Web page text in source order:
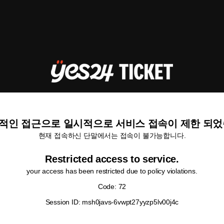
인 접근으로 일시적으로 서비스 접속이 제한 되
현재 접속하신 단말에서는 접속이 불가능합니다.
Restricted access to service.
your access has been restricted due to policy violations.
Code: 72
Session ID: msh0javs-6vwpt27yyzp5lv00j4c